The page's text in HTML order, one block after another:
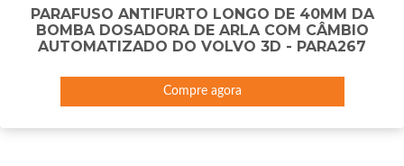
PARAFUSO ANTIFURTO LONGO DE 40MM DA
BOMBA DOSADORA DE ARLA COM CÂMBIO
AUTOMATIZADO DO VOLVO 3D - PARA267
Compre agora